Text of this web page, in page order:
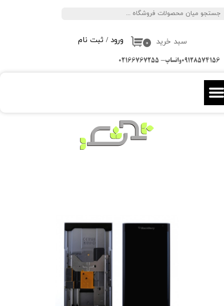
ورود / ثبت نام
تغییر گذر واژه
سفارشات
خروج از حساب کاربری
۰ سبد خرید